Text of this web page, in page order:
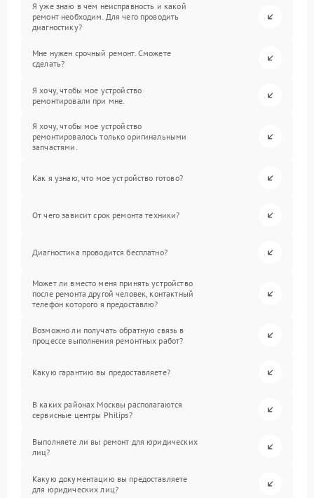
Я уже знаю в чем неисправность и какой
ремонт необходим. Для чего проводить
диагностику?
Мне нужен срочный ремонт. Сможете
сделать?
Я хочу, чтобы мое устройство
ремонтировали при мне.
Я хочу, чтобы мое устройство
ремонтировалось только оригинальными
запчастями.
Как я узнаю, что мое устройство готово?
От чего зависит срок ремонта техники?
Диагностика проводится бесплатно?
Может ли вместо меня принять устройство
после ремонта другой человек, контактный
телефон которого я предоставлю?
Возможно ли получать обратную связь в
процессе выполнения ремонтных работ?
Какую гарантию вы предоставляете?
В каких районах Москвы располагаются
сервисные центры Philips?
Выполняете ли вы ремонт для юридических
лиц?
Какую документацию вы предоставляете
для юридических лиц?